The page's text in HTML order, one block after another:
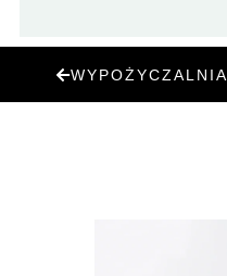
WYPOŻYCZALNIA